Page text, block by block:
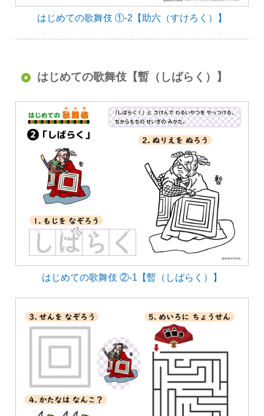
はじめての歌舞伎 ①-2【助六（すけろく）】
はじめての歌舞伎【暫（しばらく）】
はじめての歌舞伎 ②-1【暫（しばらく）】